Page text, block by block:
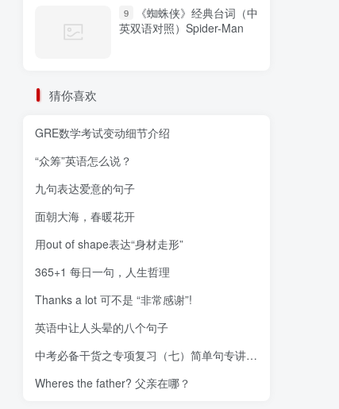
9
《蜘蛛侠》经典台词（中
英双语对照）Spider-Man
猜你喜欢
GRE数学考试变动细节介绍
“众筹”英语怎么说？
九句表达爱意的句子
面朝大海，春暖花开
用out of shape表达“身材走形”
365+1 每日一句，人生哲理
Thanks a lot 可不是 “非常感谢”!
英语中让人头晕的八个句子
中考必备干货之专项复习（七）简单句专讲专练
Wheres the father? 父亲在哪？